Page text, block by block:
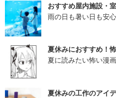
おすすめ屋内施設・
雨の日も暑い日も安
夏休みにおすすめ！
夏に読みたい怖い漫
夏休みの工作のアイ